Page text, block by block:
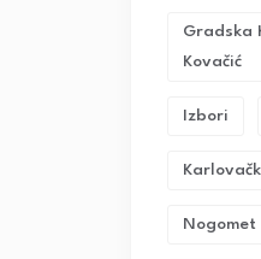
Gradska
Kovačić
Izbori
Nogomet